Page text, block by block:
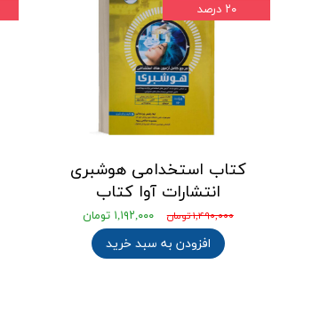
کتاب استخدامی هوشبری
انتشارات آوا کتاب
۱,۴۹۰,۰۰۰ تومان ۱,۱۹۲,۰۰۰ تومان
افزودن به سبد خرید
۲۰ درصد